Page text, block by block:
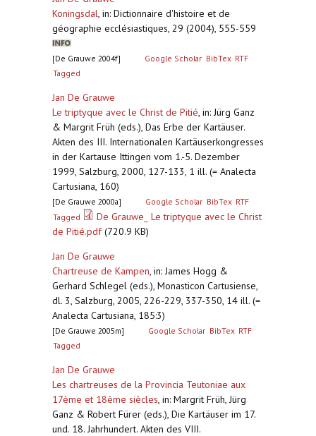
Koningsdal, in: Dictionnaire d'histoire et de
géographie ecclésiastiques, 29 (2004), 555-559
[De Grauwe 2004f] Google Scholar BibTex RTF
Tagged
Jan De Grauwe
Le triptyque avec le Christ de Pitié, in: Jürg Ganz
& Margrit Früh (eds.), Das Erbe der Kartäuser.
Akten des III. Internationalen Kartäuserkongresses
in der Kartause Ittingen vom 1.-5. Dezember
1999, Salzburg, 2000, 127-133, 1 ill. (= Analecta
Cartusiana, 160)
[De Grauwe 2000a] Google Scholar BibTex RTF
Tagged
De Grauwe_ Le triptyque avec le Christ
de Pitié.pdf(720.9 KB)
Jan De Grauwe
Chartreuse de Kampen, in: James Hogg &
Gerhard Schlegel (eds.), Monasticon Cartusiense,
dl. 3, Salzburg, 2005, 226-229, 337-350, 14 ill. (=
Analecta Cartusiana, 185:3)
[De Grauwe 2005m] Google Scholar BibTex RTF
Tagged
Jan De Grauwe
Les chartreuses de la Provincia Teutoniae aux
17ème et 18ème siècles, in: Margrit Früh, Jürg
Ganz & Robert Fürer (eds.), Die Kartäuser im 17.
und. 18. Jahrhundert. Akten des VIII.